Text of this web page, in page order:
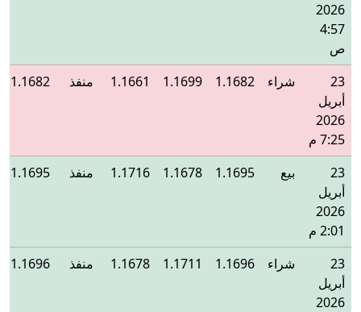
2026
4:57
ص
23
أبريل
2026
7:25 م
شراء 1.1682
1.1699
1.1661 منفذ 1.1682
23
أبريل
2026
2:01 م
بيع 1.1695
1.1678
1.1716 منفذ 1.1695
23
أبريل
2026
شراء 1.1696
1.1711
1.1678 منفذ 1.1696